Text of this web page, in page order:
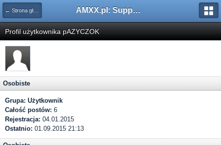
← Strona główna AMXX.pl: Support AMX Mod X i SourceMod
Profil użytkownika pAZYCZOK
Osobiste
Grupa: Użytkownik
Całość postów: 6
Rejestracja: 04.01.2015
Ostatnio: 01.09.2015 21:13